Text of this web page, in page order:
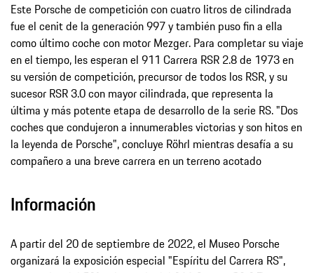
Este Porsche de competición con cuatro litros de cilindrada
fue el cenit de la generación 997 y también puso fin a ella
como último coche con motor Mezger. Para completar su viaje
en el tiempo, les esperan el 911 Carrera RSR 2.8 de 1973 en
su versión de competición, precursor de todos los RSR, y su
sucesor RSR 3.0 con mayor cilindrada, que representa la
última y más potente etapa de desarrollo de la serie RS. "Dos
coches que condujeron a innumerables victorias y son hitos en
la leyenda de Porsche", concluye Röhrl mientras desafía a su
compañero a una breve carrera en un terreno acotado
Información
A partir del 20 de septiembre de 2022, el Museo Porsche
organizará la exposición especial "Espíritu del Carrera RS",